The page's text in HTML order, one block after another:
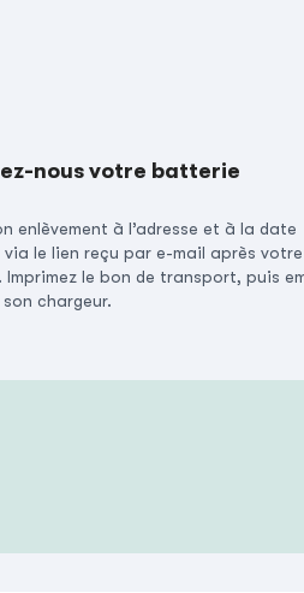
nous votre batterie
enlèvement à l’adresse et à la date
le lien reçu par e-mail après votre
Imprimez le bon de transport, puis
chargeur.